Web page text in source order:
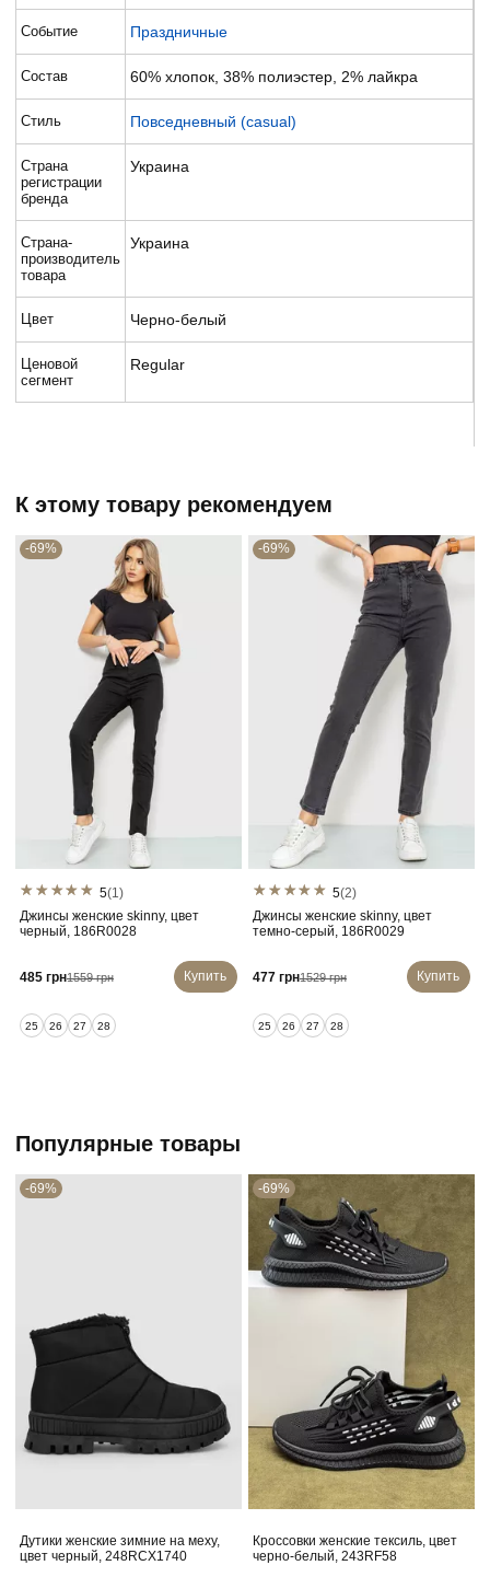
Событие Праздничные
Состав 60% хлопок, 38% полиэстер, 2% лайкра
Стиль Повседневный (casual)
Страна
регистрации
бренда
Украина
Страна-
производитель
товара
Украина
Цвет Черно-белый
Ценовой
сегмент
Regular
К этому товару рекомендуем
-69%
5(1)
Джинсы женские skinny, цвет
черный, 186R0028
485 грн1559 грн Купить
25 26 27 28
-69%
5(2)
Джинсы женские skinny, цвет
темно-серый, 186R0029
477 грн1529 грн Купить
25 26 27 28
Популярные товары
-69%
Дутики женские зимние на меху,
цвет черный, 248RCX1740
-69%
Кроссовки женские тексиль, цвет
черно-белый, 243RF58